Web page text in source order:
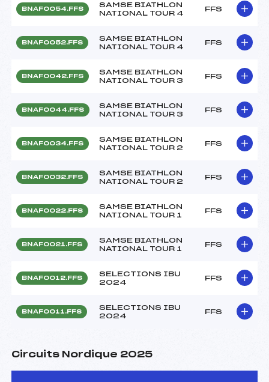
BNAF0054.FFS
SAMSE BIATHLON
NATIONAL TOUR 4
FFS
BNAF0052.FFS
SAMSE BIATHLON
NATIONAL TOUR 4
FFS
BNAF0042.FFS
SAMSE BIATHLON
NATIONAL TOUR 3
FFS
BNAF0044.FFS
SAMSE BIATHLON
NATIONAL TOUR 3
FFS
BNAF0034.FFS
SAMSE BIATHLON
NATIONAL TOUR 2
FFS
BNAF0032.FFS
SAMSE BIATHLON
NATIONAL TOUR 2
FFS
BNAF0022.FFS
SAMSE BIATHLON
NATIONAL TOUR 1
FFS
BNAF0021.FFS
SAMSE BIATHLON
NATIONAL TOUR 1
FFS
BNAF0012.FFS
SELECTIONS IBU
2024
FFS
BNAF0011.FFS
SELECTIONS IBU
2024
FFS
Circuits Nordique 2025